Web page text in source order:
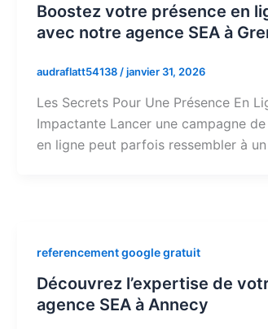
Boostez votre présence en
avec notre agence SEA à
audraflatt54138 /janvier 31, 2026
Les Secrets Pour Une Présence En
Impactante Lancer une campagne
en ligne peut parfois ressembler à un
referencement google gratuit
Découvrez l’expertise de
agence SEA à Annecy